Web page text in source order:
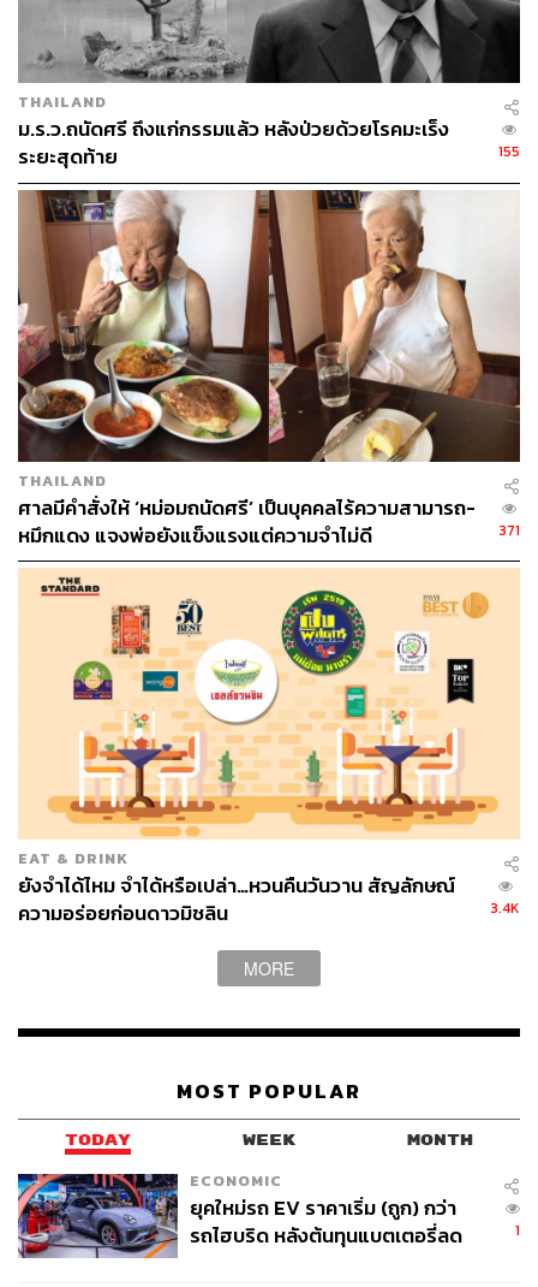
THAILAND
ม.ร.ว.ถนัดศรี ถึงแก่กรรมแล้ว หลังป่วยด้วยโรคมะเร็ง
ระยะสุดท้าย
155
THAILAND
ศาลมีคำสั่งให้ ‘หม่อมถนัดศรี’ เป็นบุคคลไร้ความสามารถ-
หมึกแดง แจงพ่อยังแข็งแรงแต่ความจำไม่ดี
371
EAT & DRINK
ยังจำได้ไหม จำได้หรือเปล่า…หวนคืนวันวาน สัญลักษณ์
ความอร่อยก่อนดาวมิชลิน
3.4K
MORE
MOST POPULAR
TODAY WEEK MONTH
ECONOMIC
ยุคใหม่รถ EV ราคาเริ่ม (ถูก) กว่า
รถไฮบริด หลังต้นทุนแบตเตอรี่ลด
1